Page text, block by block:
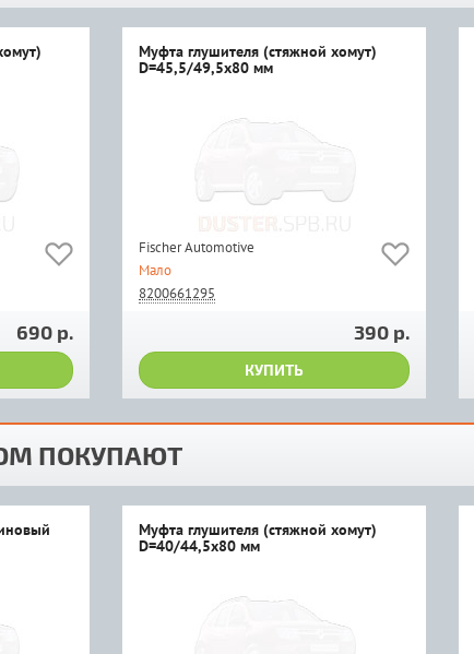
690 р.
Муфта глушителя (стяжной хомут)
D=45,5/49,5x80 мм
Fischer Automotive
Мало
8200661295
390 р.
КУПИТЬ
ПОКУПАЮТ
Муфта глушителя (стяжной хомут)
D=40/44,5x80 мм